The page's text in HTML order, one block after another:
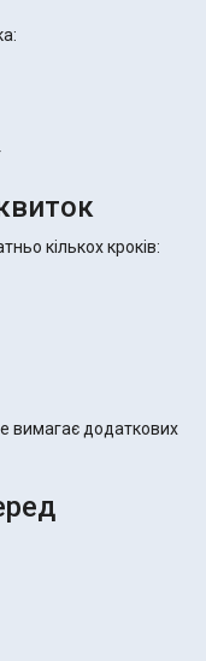
кількох кроків:
вимагає додаткових